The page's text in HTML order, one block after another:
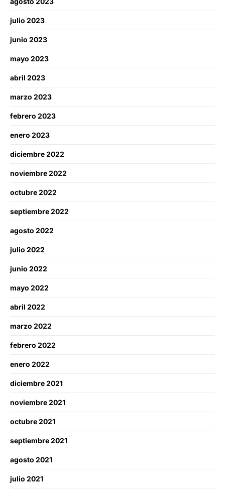
julio 2023
junio 2023
mayo 2023
abril 2023
marzo 2023
febrero 2023
enero 2023
diciembre 2022
noviembre 2022
octubre 2022
septiembre 2022
agosto 2022
julio 2022
junio 2022
mayo 2022
abril 2022
marzo 2022
febrero 2022
enero 2022
diciembre 2021
noviembre 2021
octubre 2021
septiembre 2021
agosto 2021
julio 2021